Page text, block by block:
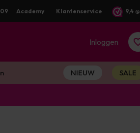
09 Academy Klantenservice 9,4 @
Inloggen
NIEUW SALE